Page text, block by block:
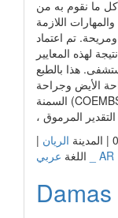
ما نقوم به من
اللازمة
تم اعتماد
لهذه المعايير
هذا بالطبع
الأيض وجراحة
السمنة (COEMBS) من The Surgical Review Corporation
الريان |
اللغة عربي _ AR